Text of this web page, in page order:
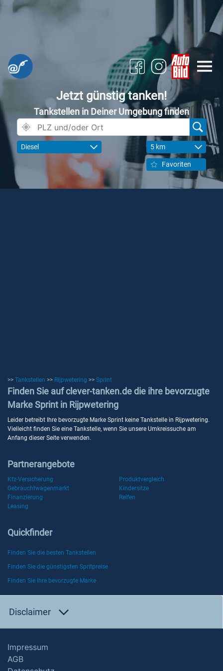
Jetzt günstig tanken!
Tankstellen in Deiner Umgebung finden
Diesel 5 km
Favoriten
>> Tankstellen >> Rijpwetering >> Sprint
Finden Sie auf clever-tanken.de die ihre bevorzugte
Marke Sprint in Rijpwetering
Leider betreibt Ihre bevorzugte Marke Sprint keine Tankstelle in Rijpwetering.
Vielleicht finden Sie eine Tankstelle, wenn Sie unsere Umkreissuche am
Anfang dieser Seite verwenden.
Partnerangebote
Kfz-Versicherung
Produktvergleich
Gebrauchtwagenmarkt
Kindersitze
Finanzierung
Reifen
Leasing
Quickfinder
Finden Sie die besten Tankstellen
Finden Sie die günstigsten Spritpreise
Finden Sie Ihre bevorzugte Marke
Disclaimer
Impressum
AGB